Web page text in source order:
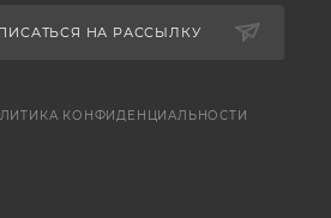
НА РАССЫЛКУ
КОНФИДЕНЦИАЛЬНОСТИ